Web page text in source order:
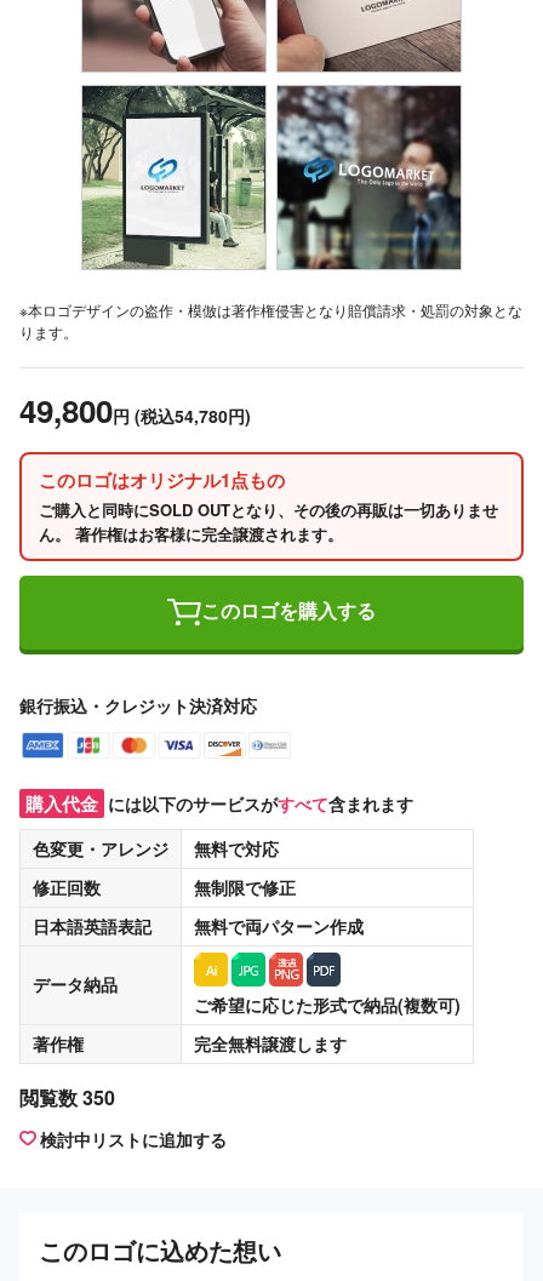
※本ロゴデザインの盗作・模倣は著作権侵害となり賠償請求・処罰の対象とな
ります。
49,800円 (税込54,780円)
このロゴはオリジナル1点もの
ご購入と同時にSOLD OUTとなり、その後の再販は一切ありませ
ん。 著作権はお客様に完全譲渡されます。
このロゴを購入する
銀行振込・クレジット決済対応
購入代金 には以下のサービスがすべて含まれます
色変更・アレンジ
無料で対応
修正回数
無制限で修正
日本語英語表記
無料で両パターン作成
データ納品
ご希望に応じた形式で納品(複数可)
著作権
完全無料譲渡します
閲覧数 350
検討中リストに追加する
このロゴに込めた想い